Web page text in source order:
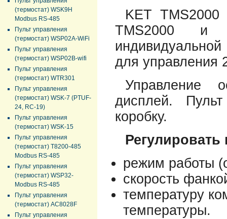
(термостат) WSK9H
Modbus RS-485
Пульт управления
(термостат) WSP02A-WiFi
Пульт управления
(термостат) WSP02B-wifi
Пульт управления
(термостат) WTR301
Пульт управления
(термостат) WSK-7 (PTUF-
24, RC-19)
Пульт управления
(термостат) WSK-15
Пульт управления
(термостат) T8200-485
Modbus RS-485
Пульт управления
(термостат) WSP32-
Modbus RS-485
Пульт управления
(термостат) AC8028F
Пульт управления
KET TMS2000
TMS2000 и
для управления
Управление
дисплей.
коробку.
pежим работы
скорость
температуру
температуры.